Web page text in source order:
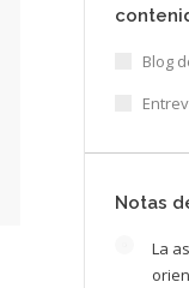
Blog
Notas
La